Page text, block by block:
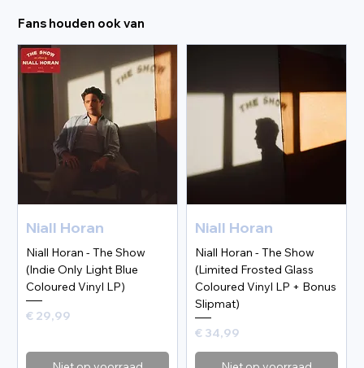
Fans houden ook van
Niall Horan
Niall Horan - The Show
(Indie Only Light Blue
Coloured Vinyl LP)
Prijs
€ 29,99
Niall Horan
Niall Horan - The Show
(Limited Frosted Glass
Coloured Vinyl LP + Bonus
Slipmat)
Prijs
€ 34,99